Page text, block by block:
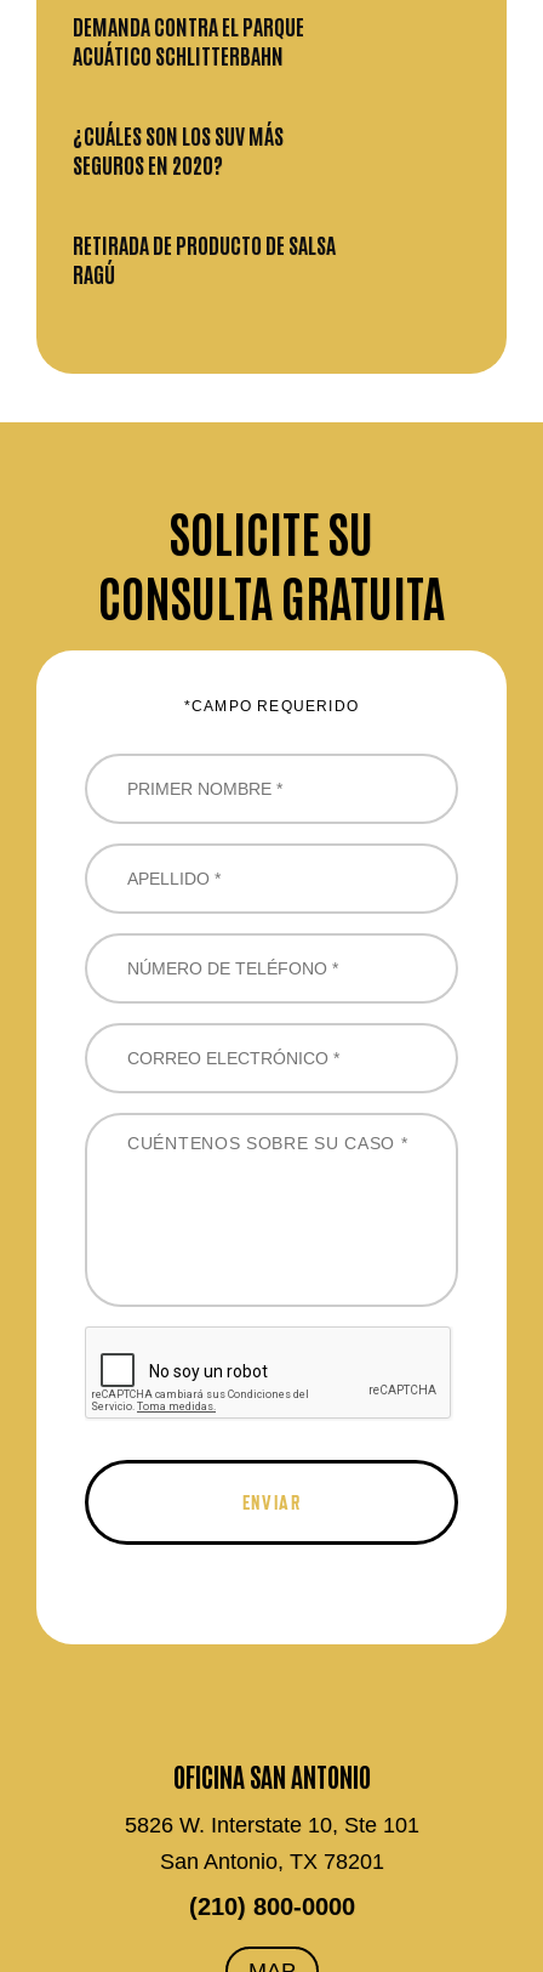
DEMANDA CONTRA EL PARQUE
ACUÁTICO SCHLITTERBAHN
¿CUÁLES SON LOS SUV MÁS
SEGUROS EN 2020?
RETIRADA DE PRODUCTO DE SALSA
RAGÚ
SOLICITESU
CONSULTA GRATUITA
OFICINA SAN ANTONIO
5826 W. Interstate 10, Ste 101
San Antonio, TX 78201
(210) 800-0000
*CAMPO REQUERIDO